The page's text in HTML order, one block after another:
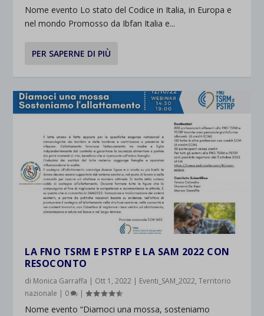
Nome evento Lo stato del Codice in Italia, in Europa e
nel mondo Promosso da Ibfan Italia e...
PER SAPERNE DI PIÙ
LA FNO TSRM E PSTRP E LA SAM 2022 CON
RESOCONTO
di Monica Garraffa | Ott 1, 2022 | Eventi_SAM_2022,Territorio
nazionale | 0 |
Nome evento “Diamoci una mossa, sosteniamo